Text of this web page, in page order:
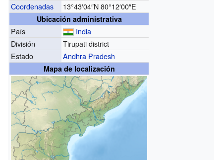
Coordenadas
13°43′04″N80°12′00″E
Ubicación administrativa
País
India
División
Tirupati district
Estado
Andhra Pradesh
Mapa de localización